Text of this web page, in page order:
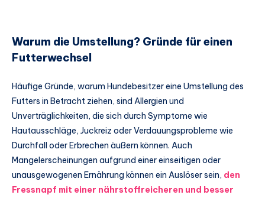
Warum die Umstellung? Gründe für einen
Futterwechsel
Häufige Gründe, warum Hundebesitzer eine Umstellung des
Futters in Betracht ziehen, sind Allergien und
Unverträglichkeiten, die sich durch Symptome wie
Hautausschläge, Juckreiz oder Verdauungsprobleme wie
Durchfall oder Erbrechen äußern können. Auch
Mangelerscheinungen aufgrund einer einseitigen oder
unausgewogenen Ernährung können ein Auslöser sein, den
Fressnapf mit einer nährstoffreicheren und besser